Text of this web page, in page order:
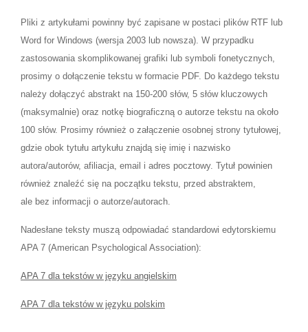
Pliki z artykułami powinny być zapisane w postaci plików RTF lub
Word for Windows (wersja 2003 lub nowsza). W przypadku
zastosowania skomplikowanej grafiki lub symboli fonetycznych,
prosimy o dołączenie tekstu w formacie PDF. Do każdego tekstu
należy dołączyć abstrakt na 150-200 słów, 5 słów kluczowych
(maksymalnie) oraz notkę biograficzną o autorze tekstu na około
100 słów. Prosimy również o załączenie osobnej strony tytułowej,
gdzie obok tytułu artykułu znajdą się imię i nazwisko
autora/autorów, afiliacja, email i adres pocztowy. Tytuł powinien
również znaleźć się na początku tekstu, przed abstraktem,
ale bez informacji o autorze/autorach.
Nadesłane teksty muszą odpowiadać standardowi edytorskiemu
APA 7 (American Psychological Association):
APA 7 dla tekstów w języku angielskim
APA 7 dla tekstów w języku polskim